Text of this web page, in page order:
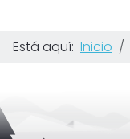
Está aquí: Inicio